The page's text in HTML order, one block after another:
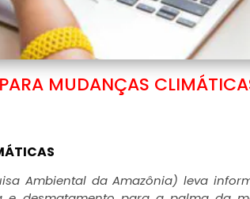
MUDANÇAS
Ambiental da Amazônia) leva